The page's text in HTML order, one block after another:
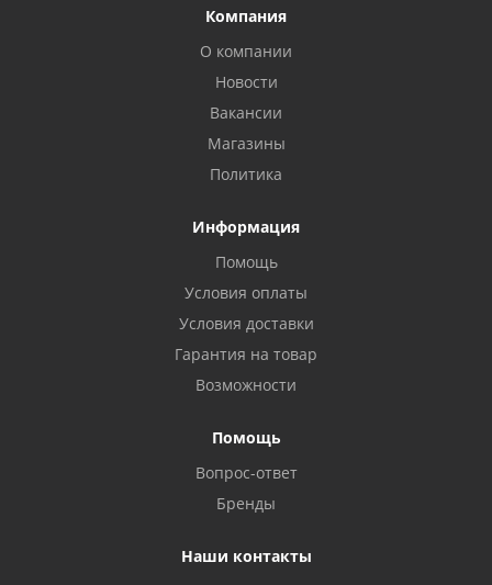
Компания
О компании
Новости
Вакансии
Магазины
Политика
Информация
Помощь
Условия оплаты
Условия доставки
Гарантия на товар
Возможности
Помощь
Вопрос-ответ
Бренды
Наши контакты